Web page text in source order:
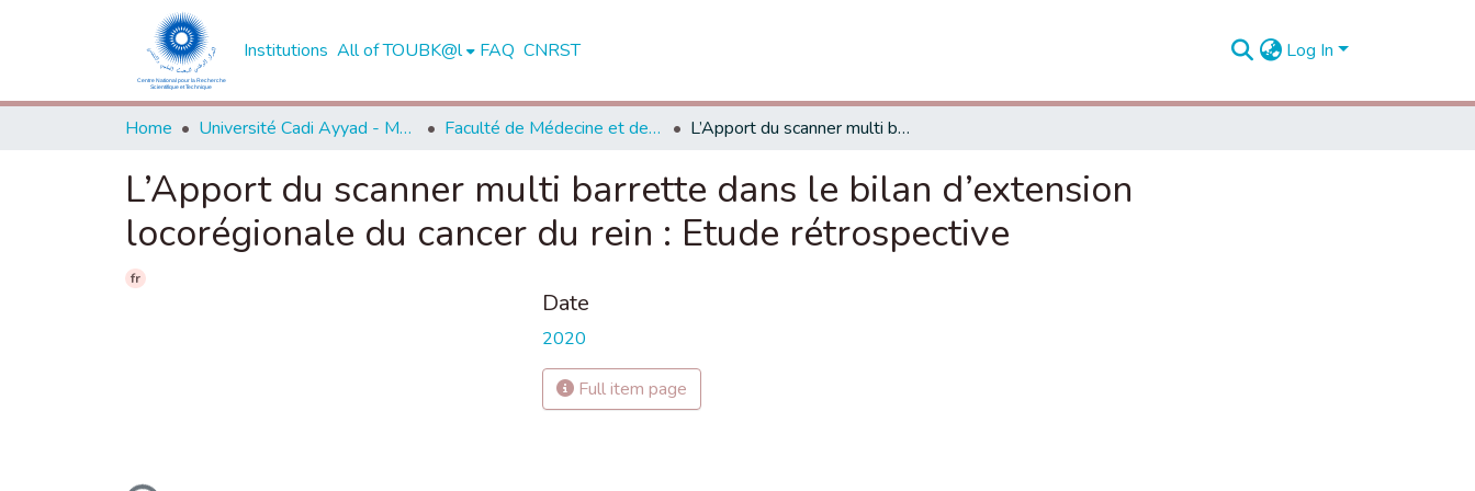
Institutions All of TOUBK@l FAQ CNRST Log In
Home Université Cadi Ayyad - Marrakech Faculté de Médecine et de Pharmacie - Marrakech L’Apport du scanner multi barrette dans le bilan d’extension locorégionale du cancer du rein : Etude rétrospective
L’Apport du scanner multi barrette dans le bilan d’extension
locorégionale du cancer du rein : Etude rétrospective
fr
Date
2020
Full item page